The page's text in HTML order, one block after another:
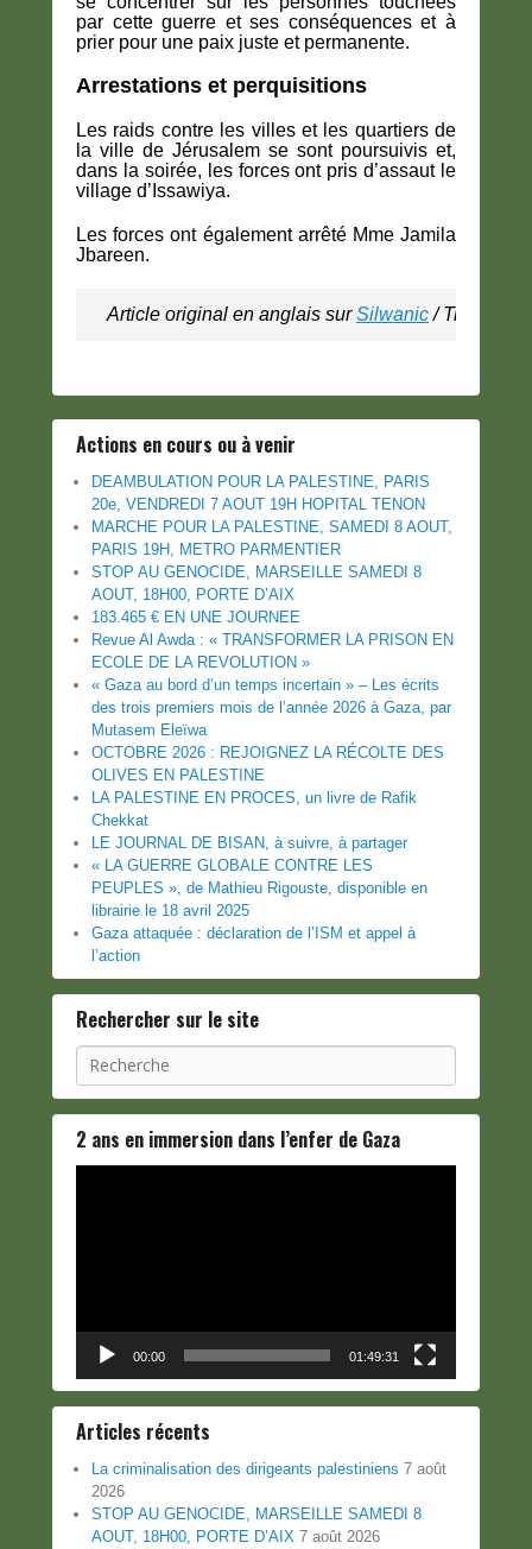
par cette guerre et ses conséquences et à
prier pour une paix juste et permanente.
Arrestations et perquisitions
Les raids contre les villes et les quartiers de
la ville de Jérusalem se sont poursuivis et,
dans la soirée, les forces ont pris d’assaut le
village d’Issawiya.
Les forces ont également arrêté Mme Jamila
Jbareen.
Article original en anglais sur Silwanic /
Actions en cours ou à venir
DEAMBULATION POUR LA PALESTINE, PARIS
20e, VENDREDI 7 AOUT 19H HOPITAL TENON
MARCHE POUR LA PALESTINE, SAMEDI 8 AOUT,
PARIS 19H, METRO PARMENTIER
STOP AU GENOCIDE, MARSEILLE SAMEDI 8
AOUT, 18H00, PORTE D’AIX
183.465 € EN UNE JOURNEE
Revue Al Awda : « TRANSFORMER LA PRISON EN
ECOLE DE LA REVOLUTION »
« Gaza au bord d’un temps incertain » – Les écrits
des trois premiers mois de l’année 2026 à Gaza, par
Mutasem Eleïwa
OCTOBRE 2026 : REJOIGNEZ LA RÉCOLTE DES
OLIVES EN PALESTINE
LA PALESTINE EN PROCES, un livre de Rafik
Chekkat
LE JOURNAL DE BISAN, à suivre, à partager
« LA GUERRE GLOBALE CONTRE LES
PEUPLES », de Mathieu Rigouste, disponible en
librairie le 18 avril 2025
Gaza attaquée : déclaration de l’ISM et appel à
l’action
Rechercher sur le site
Recherche
2 ans en immersion dans l’enfer de Gaza
00:00 01:49:31
Articles récents
La criminalisation des dirigeants palestiniens 7 août
2026
STOP AU GENOCIDE, MARSEILLE SAMEDI 8
AOUT, 18H00, PORTE D’AIX 7 août 2026